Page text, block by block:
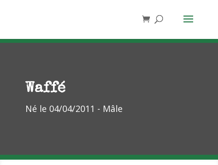
Waffé
Né le 04/04/2011 - Mâle